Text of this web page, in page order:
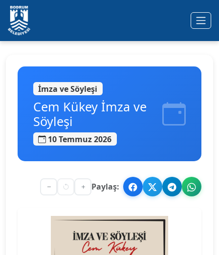
Ana içeriğe geç
İmza ve Söyleşi
Cem Kükey İmza ve
Söyleşi
10 Temmuz 2026
Paylaş: